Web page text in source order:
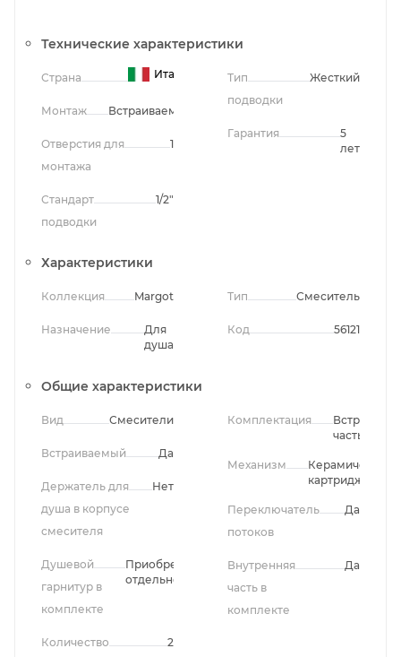
Технические характеристики
Страна Италия
Монтаж Встраиваемый
Отверстия для
монтажа
1
Стандарт
подводки
1/2"
Тип
подводки
Жесткий
Гарантия
5
лет
Характеристики
Коллекция Margot
Назначение
Для
душа
Тип Смеситель
Код 56121
Общие характеристики
Вид Смесители
Встраиваемый Да
Держатель для
душа в корпусе
смесителя
Нет
Душевой
гарнитур в
комплекте
Приобретается
отдельно
Количество
2
Комплектация
Встроенная
часть
Механизм
Керамический
картридж
Переключатель
потоков
Да
Внутренняя
часть в
комплекте
Да